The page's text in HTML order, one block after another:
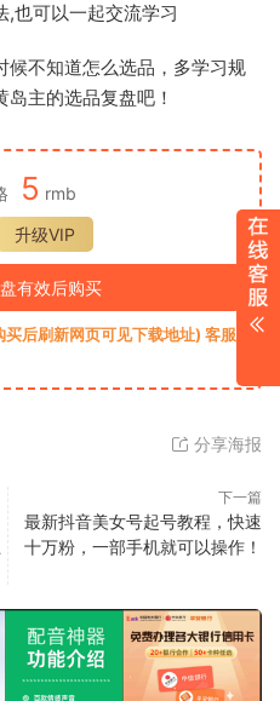
,也可以一起交流学习
避方‮和法‬选品方法，‮起一‬学习黄岛‮的主‬选品复盘吧！
5 rmb
升级VIP
有效后购买
买后刷新网页可见下载地址) 客服
分享海报
下一篇
最新抖音美女号起号教程，快速
十万粉，一部手机就可以操作！